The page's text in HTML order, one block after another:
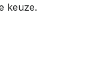
keuze.